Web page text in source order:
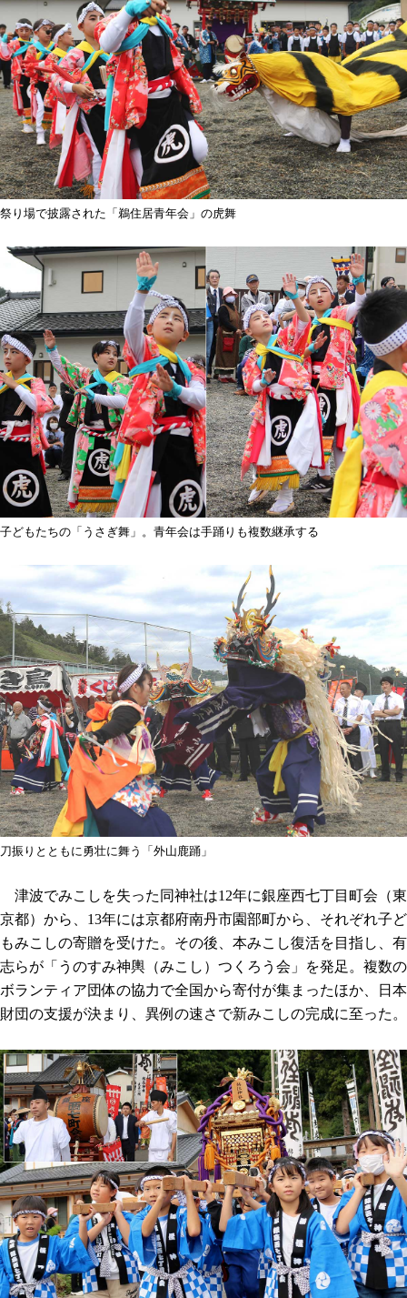
祭り場で披露された「鵜住居青年会」の虎舞
子どもたちの「うさぎ舞」。青年会は手踊りも複数継承する
刀振りとともに勇壮に舞う「外山鹿踊」
津波でみこしを失った同神社は12年に銀座西七丁目町会（東
京都）から、13年には京都府南丹市園部町から、それぞれ子ど
もみこしの寄贈を受けた。その後、本みこし復活を目指し、有
志らが「うのすみ神輿（みこし）つくろう会」を発足。複数の
ボランティア団体の協力で全国から寄付が集まったほか、日本
財団の支援が決まり、異例の速さで新みこしの完成に至った。